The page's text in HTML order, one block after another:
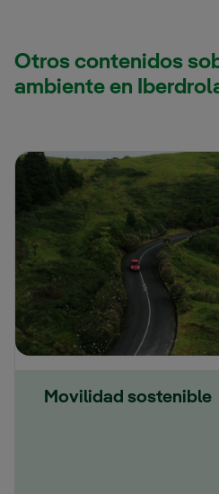
Otros contenidos
ambiente en
Movilidad sostenible